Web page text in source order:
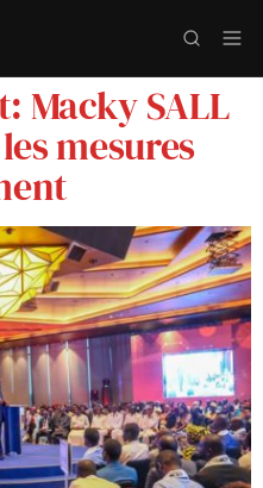
Macky SALL
mesures